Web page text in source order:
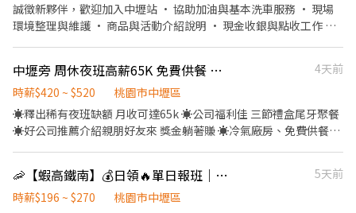
誠徵新夥伴，歡迎加入中壢站 • 協助加油與基本洗車服務 • 現場
環境整理與維護 • 商品與活動介紹說明 • 現金收銀與點收工作 我
0700-1500 中班：1500-2300 時段班：1500-2100
中壢旁 周休夜班高薪65K 免費供餐 美商電子 WS
4天前
時薪$420 ~ $520
桃園市中壢區
☀️釋出稀有夜班缺額 月收可達65k ☀️公司福利佳 三節禮盒尾牙聚餐
☀️好公司推薦介紹親朋好友來 獎金躺著賺 ☀️冷氣廠房、免費供餐
腦週邊批發業 ㊣ 工作內容： 【作業員】 1. 負責SMT 物料上料及設
備生產操作 2. 依照SOP進行電子產品組裝、檢驗、包裝等作業 3. 填
🦐【蝦高鐵南】💰日領🔥單日報班｜✅快速上手｜🉑無經驗
5天前
時薪$196 ~ $270
桃園市中壢區